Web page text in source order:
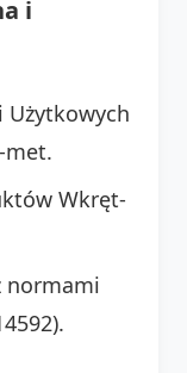
i
Użytkowych
met.
Wkręt-
normami